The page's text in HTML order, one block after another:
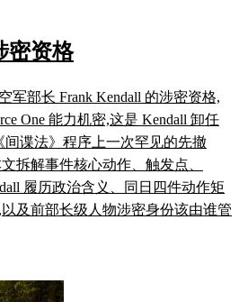
密资格
军部长 Frank Kendall 的涉密资格,
One 能力机密,这是 Kendall 卸任
间谍法》程序上一次罕见的先撤
拆解事件核心动作、触发点、
履历政治含义、同日四件动作矩
以及前部长级人物涉密身份该由谁管